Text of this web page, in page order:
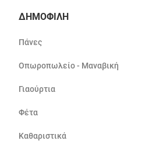
ΔΗΜΟΦΙΛΗ
Πάνες
Οπωροπωλείο - Μαναβική
Γιαούρτια
Φέτα
Καθαριστικά